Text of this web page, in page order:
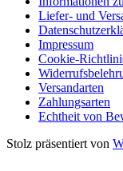
Liefer- und
Impressum
Cookie-
Versandarten
Zahlungsarten
Echtheit von
Stolz präsentiert von